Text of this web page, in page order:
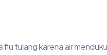
tulang karena air